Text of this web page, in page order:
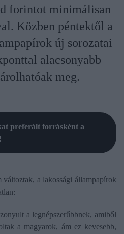
forintot minimálisan
Közben péntektől a
új sorozatai
alacsonyabb
meg.
preferált forrásként a
a lakossági állampapírok
a legnépszerűbbnek, amiből
a magyarok, ám ez kevesebb,